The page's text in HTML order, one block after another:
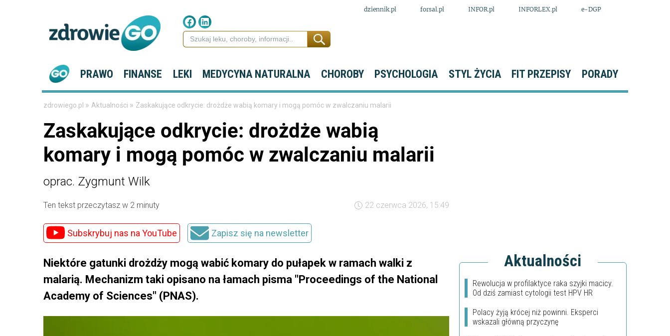
dziennik.pl forsal.pl INFOR.pl INFORLEX.pl e-DGP
PRAWO FINANSE LEKI MEDYCYNA NATURALNA CHOROBY PSYCHOLOGIA STYL ŻYCIA FIT PRZEPISY PORADY
zdrowiego.pl » Aktualności » Zaskakujące odkrycie: drożdże wabią komary i mogą pomóc w zwalczaniu malarii
Zaskakujące odkrycie: drożdże wabią
komary i mogą pomóc w zwalczaniu malarii
oprac. Zygmunt Wilk
Ten tekst przeczytasz w 2 minuty 22 czerwca 2026, 15:49
Subskrybuj nas na YouTube Zapisz się na newsletter
Niektóre gatunki drożdży mogą wabić komary do pułapek w ramach walki z
malarią. Mechanizm taki opisano na łamach pisma "Proceedings of the National
Academy of Sciences" (PNAS).
Aktualności
Rewolucja w profilaktyce raka szyjki macicy.
Od dziś zamiast cytologii test HPV HR
Polacy żyją krócej niż powinni. Eksperci
wskazali główną przyczynę